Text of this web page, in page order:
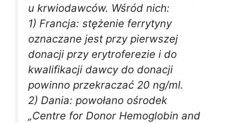
u krwiodawców. Wśród nich:
1) Francja: stężenie ferrytyny
oznaczane jest przy pierwszej
donacji przy erytroferezie i do
kwalifikacji dawcy do donacji
powinno przekraczać 20 ng/ml.
2) Dania: powołano ośrodek
„Centre for Donor Hemoglobin and